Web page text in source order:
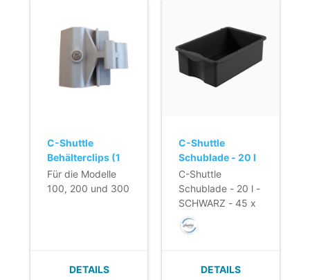
C-Shuttle
Behälterclips (1
Stück)
Für die Modelle
100, 200 und 300
DETAILS
C-Shuttle
Schublade - 20 l
- SCHWARZ - 45
x 29 x 16 cm
C-Shuttle
Schublade - 20 l -
SCHWARZ - 45 x
29 x 16 cm
DETAILS